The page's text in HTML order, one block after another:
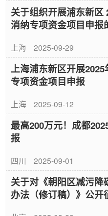
关于组织开展浦东新区
消纳专项资金项目申报
上海 2025-09-29
上海浦东新区开展
专项资金项目申报
上海 2025-09-12
最高200万元！成都
报
四川 2025-09-01
关于对《朝阳区减污
办法（修订稿）》公开